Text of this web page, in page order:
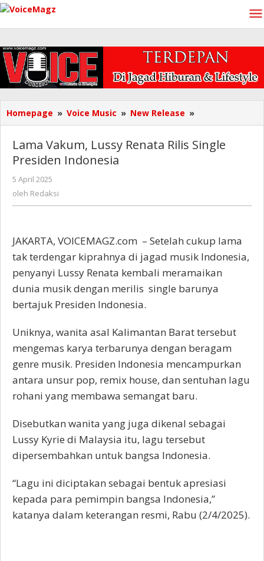
Lewati
konten
Homepage » Voice Music » New Release »
Vakum,
Renata
Lama Vakum, Lussy Renata Rilis Single
Presiden Indonesia
5 April 2025
Redaksi
oleh Redaksi
JAKARTA, VOICEMAGZ.com – Setelah cukup lama
tak terdengar kiprahnya di jagad musik Indonesia,
penyanyi Lussy Renata kembali meramaikan
dunia musik dengan merilis single barunya
bertajuk Presiden Indonesia.
Uniknya, wanita asal Kalimantan Barat tersebut
mengemas karya terbarunya dengan beragam
genre musik. Presiden Indonesia mencampurkan
antara unsur pop, remix house, dan sentuhan lagu
rohani yang membawa semangat baru.
Disebutkan wanita yang juga dikenal sebagai
Lussy Kyrie di Malaysia itu, lagu tersebut
dipersembahkan untuk bangsa Indonesia.
“Lagu ini diciptakan sebagai bentuk apresiasi
kepada para pemimpin bangsa Indonesia,”
katanya dalam keterangan resmi, Rabu (2/4/2025).